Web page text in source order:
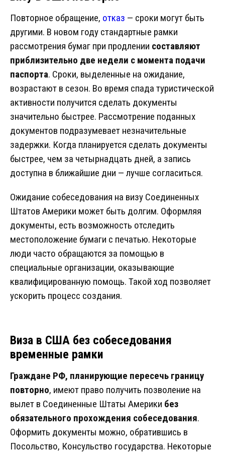
Повторное обращение, отказ — сроки могут быть
другими. В новом году стандартные рамки
рассмотрения бумаг при продлении составляют
приблизительно две недели с момента подачи
паспорта. Сроки, выделенные на ожидание,
возрастают в сезон. Во время спада туристической
активности получится сделать документы
значительно быстрее. Рассмотрение поданных
документов подразумевает незначительные
задержки. Когда планируется сделать документы
быстрее, чем за четырнадцать дней, а запись
доступна в ближайшие дни — лучше согласиться.
Ожидание собеседования на визу Соединенных
Штатов Америки может быть долгим. Оформляя
документы, есть возможность отследить
местоположение бумаги с печатью. Некоторые
люди часто обращаются за помощью в
специальные организации, оказывающие
квалифицированную помощь. Такой ход позволяет
ускорить процесс создания.
Виза в США без собеседования
временные рамки
Граждане РФ, планирующие пересечь границу
повторно, имеют право получить позволение на
вылет в Соединенные Штаты Америки без
обязательного прохождения собеседования.
Оформить документы можно, обратившись в
Посольство, Консульство государства. Некоторые